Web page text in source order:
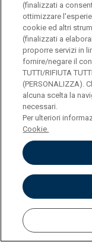
CREDITI
PROGRAMMA
CREDITI
PROGRAMMA
(finalizzati a
ottimizzare
cookie ed altri
(finalizzati a
proporre servizi in
fornire/negare il
TUTTI/RIFIUTA
(PERSONALIZZA).
alcuna scelta la
necessari.
Per ulteriori
Cookie.